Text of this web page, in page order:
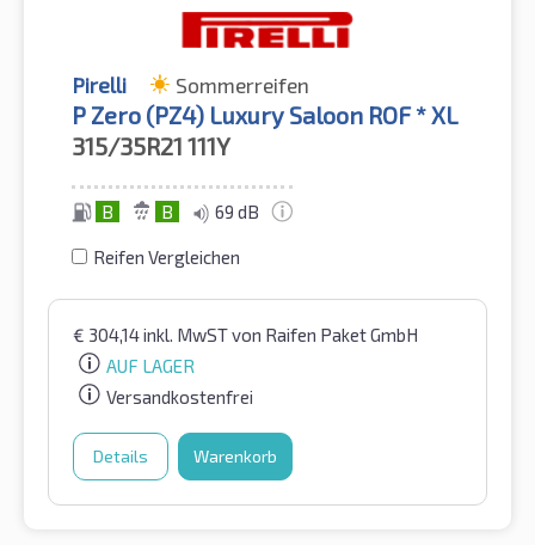
Pirelli Sommerreifen
P Zero (PZ4) Luxury Saloon ROF * XL
315/35R21 111Y
B B 69 dB
Reifen Vergleichen
€ 304,14inkl. MwSTvon Raifen Paket GmbH
AUF LAGER
Versandkostenfrei
Details Warenkorb